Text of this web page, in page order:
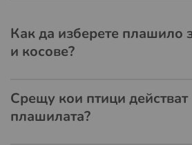
Как да изберете плашило
и косове?
Срещу кои птици действат
плашилата?